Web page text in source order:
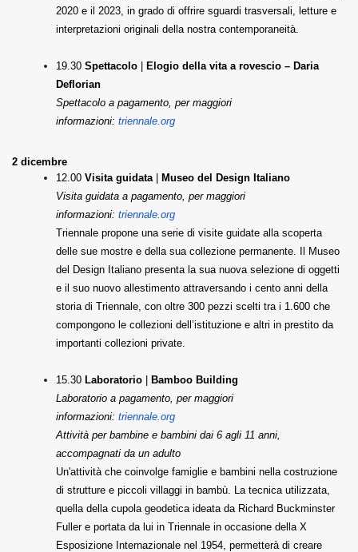
2020 e il 2023, in grado di offrire sguardi trasversali, letture e
interpretazioni originali della nostra contemporaneità.
19.30 Spettacolo | Elogio della vita a rovescio – Daria
Deflorian
Spettacolo a pagamento, per maggiori
informazioni: triennale.org
2 dicembre
12.00 Visita guidata | Museo del Design Italiano
Visita guidata a pagamento, per maggiori
informazioni: triennale.org
Triennale propone una serie di visite guidate alla scoperta
delle sue mostre e della sua collezione permanente. Il Museo
del Design Italiano presenta la sua nuova selezione di oggetti
e il suo nuovo allestimento attraversando i cento anni della
storia di Triennale, con oltre 300 pezzi scelti tra i 1.600 che
compongono le collezioni dell’istituzione e altri in prestito da
importanti collezioni private.
15.30 Laboratorio | Bamboo Building
Laboratorio a pagamento, per maggiori
informazioni: triennale.org
Attività per bambine e bambini dai 6 agli 11 anni,
accompagnati da un adulto
Un'attività che coinvolge famiglie e bambini nella costruzione
di strutture e piccoli villaggi in bambù. La tecnica utilizzata,
quella della cupola geodetica ideata da Richard Buckminster
Fuller e portata da lui in Triennale in occasione della X
Esposizione Internazionale nel 1954, permetterà di creare